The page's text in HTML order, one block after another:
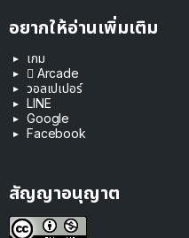
อยากให้อ่านเพิ่มเติม
เกม
 Arcade
วอลเปเปอร์
LINE
Google
Facebook
สัญญาอนุญาต